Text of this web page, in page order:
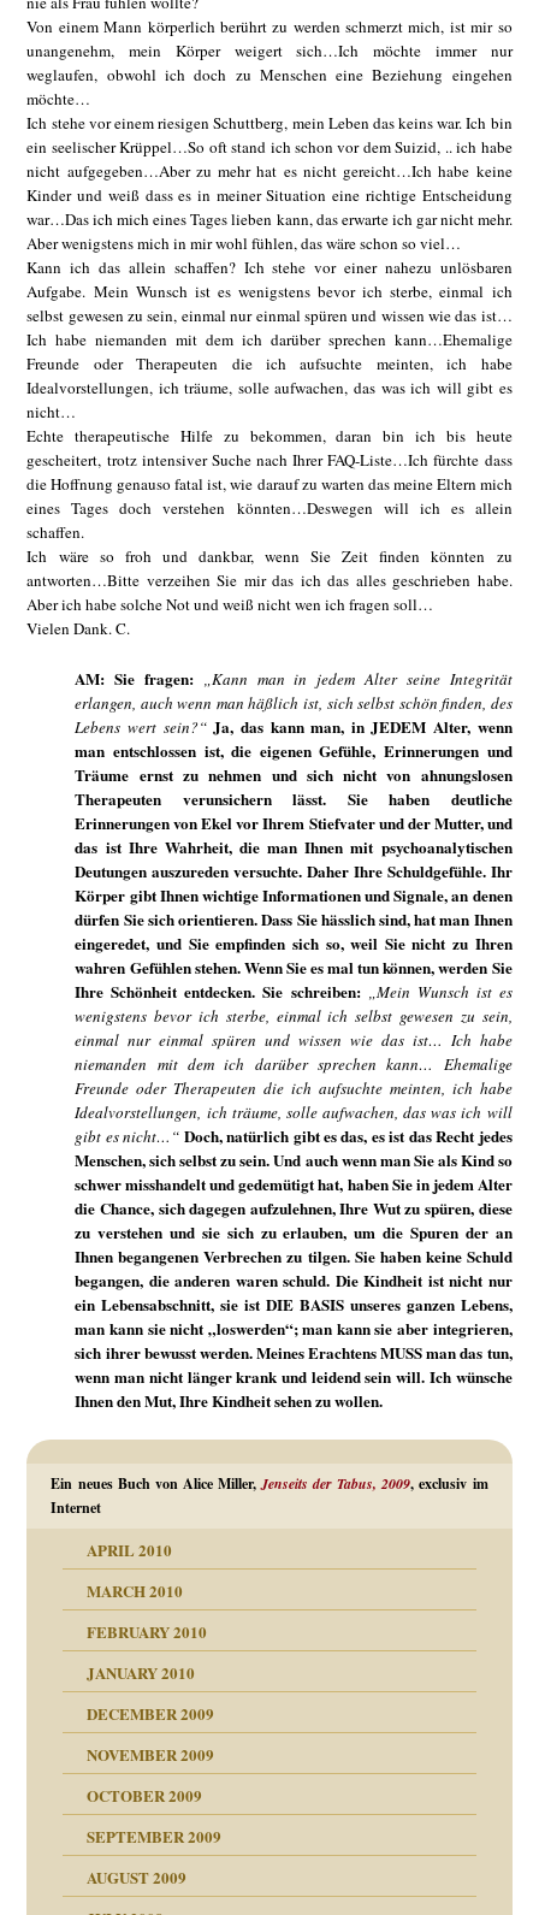
Von einem Mann körperlich berührt zu werden schmerzt mich, ist mir so
unangenehm, mein Körper weigert sich…Ich möchte immer nur
weglaufen, obwohl ich doch zu Menschen eine Beziehung eingehen
möchte…
Ich stehe vor einem riesigen Schuttberg, mein Leben das keins war. Ich bin
ein seelischer Krüppel…So oft stand ich schon vor dem Suizid, .. ich habe
nicht aufgegeben…Aber zu mehr hat es nicht gereicht…Ich habe keine
Kinder und weiß dass es in meiner Situation eine richtige Entscheidung
war…Das ich mich eines Tages lieben kann, das erwarte ich gar nicht mehr.
Aber wenigstens mich in mir wohl fühlen, das wäre schon so viel…
Kann ich das allein schaffen? Ich stehe vor einer nahezu unlösbaren
Aufgabe. Mein Wunsch ist es wenigstens bevor ich sterbe, einmal ich
selbst gewesen zu sein, einmal nur einmal spüren und wissen wie das ist…
Ich habe niemanden mit dem ich darüber sprechen kann…Ehemalige
Freunde oder Therapeuten die ich aufsuchte meinten, ich habe
Idealvorstellungen, ich träume, solle aufwachen, das was ich will gibt es
nicht…
Echte therapeutische Hilfe zu bekommen, daran bin ich bis heute
gescheitert, trotz intensiver Suche nach Ihrer FAQ-Liste…Ich fürchte dass
die Hoffnung genauso fatal ist, wie darauf zu warten das meine Eltern mich
eines Tages doch verstehen könnten…Deswegen will ich es allein
schaffen.
Ich wäre so froh und dankbar, wenn Sie Zeit finden könnten zu
antworten…Bitte verzeihen Sie mir das ich das alles geschrieben habe.
Aber ich habe solche Not und weiß nicht wen ich fragen soll…
Vielen Dank. C.
AM: Sie fragen: „Kann man in jedem Alter seine Integrität
erlangen, auch wenn man häßlich ist, sich selbst schön finden, des
Lebens wert sein?“Ja, das kann man, in JEDEM Alter, wenn
man entschlossen ist, die eigenen Gefühle, Erinnerungen und
Träume ernst zu nehmen und sich nicht von ahnungslosen
Therapeuten verunsichern lässt. Sie haben deutliche
Erinnerungen von Ekel vor Ihrem Stiefvater und der Mutter, und
das ist Ihre Wahrheit, die man Ihnen mit psychoanalytischen
Deutungen auszureden versuchte. Daher Ihre Schuldgefühle. Ihr
Körper gibt Ihnen wichtige Informationen und Signale, an denen
dürfen Sie sich orientieren. Dass Sie hässlich sind, hat man Ihnen
eingeredet, und Sie empfinden sich so, weil Sie nicht zu Ihren
wahren Gefühlen stehen. Wenn Sie es mal tun können, werden Sie
Ihre Schönheit entdecken. Sie schreiben:„Mein Wunsch ist es
wenigstens bevor ich sterbe, einmal ich selbst gewesen zu sein,
einmal nur einmal spüren und wissen wie das ist… Ich habe
niemanden mit dem ich darüber sprechen kann… Ehemalige
Freunde oder Therapeuten die ich aufsuchte meinten, ich habe
Idealvorstellungen, ich träume, solle aufwachen, das was ich will
gibt es nicht…“ Doch, natürlich gibt es das, es ist das Recht jedes
Menschen, sich selbst zu sein. Und auch wenn man Sie als Kind so
schwer misshandelt und gedemütigt hat, haben Sie in jedem Alter
die Chance, sich dagegen aufzulehnen, Ihre Wut zu spüren, diese
zu verstehen und sie sich zu erlauben, um die Spuren der an
Ihnen begangenen Verbrechen zu tilgen. Sie haben keine Schuld
begangen, die anderen waren schuld. Die Kindheit ist nicht nur
ein Lebensabschnitt, sie ist DIE BASIS unseres ganzen Lebens,
man kann sie nicht „loswerden“; man kann sie aber integrieren,
sich ihrer bewusst werden. Meines Erachtens MUSS man das tun,
wenn man nicht länger krank und leidend sein will. Ich wünsche
Ihnen den Mut, Ihre Kindheit sehen zu wollen.
Ein neues Buch von Alice Miller,Jenseits der Tabus, 2009, exclusiv im
Internet
APRIL 2010
MARCH 2010
FEBRUARY 2010
JANUARY 2010
DECEMBER 2009
NOVEMBER 2009
OCTOBER 2009
SEPTEMBER 2009
AUGUST 2009